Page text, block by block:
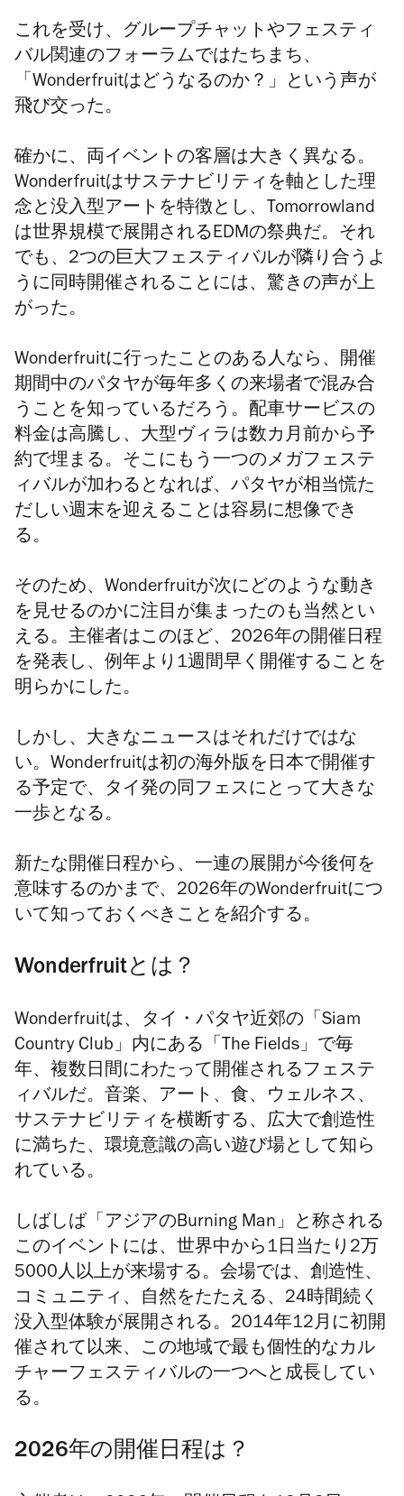
これを受け、グループチャットやフェスティ
バル関連のフォーラムではたちまち、
「 Wonderfruitはどうなるのか？」という声が
飛び交った。
確かに、両イベントの客層は大きく異なる。
Wonderfruitはサステナビリティを軸とした理
念と没入型アートを特徴とし、Tomorrowland
は世界規模で展開されるEDMの祭典だ。それ
でも、2つの巨大フェスティバルが隣り合うよ
うに同時開催されることには、驚きの声が上
がった。
Wonderfruitに行ったことのある人なら、開催
期間中のパタヤが毎年多くの来場者で混み合
うことを知っているだろう。配車サービスの
料金は高騰し、大型ヴィラは数カ月前から予
約で埋まる。そこにもう一つのメガフェステ
ィバルが加わるとなれば、パタヤが相当慌た
だしい週末を迎えることは容易に想像でき
る。
そのため、 Wonderfruitが次にどのような動き
を見せるのかに注目が集まったのも当然とい
える。主催者はこのほど、2026年の開催日程
を発表し、例年より1週間早く開催することを
明らかにした。
しかし、大きなニュースはそれだけではな
い。 Wonderfruitは初の海外版を日本で開催す
る予定で、タイ発の同フェスにとって大きな
一歩となる。
新たな開催日程から、一連の展開が今後何を
意味するのかまで、2026年のWonderfruitにつ
いて知っておくべきことを紹介する。
Wonderfruitとは？
Wonderfruitは、タイ・パタヤ近郊の「Siam
Country Club」内にある「The Fields」で毎
年、複数日間にわたって開催されるフェステ
ィバルだ。音楽、アート、食、ウェルネス、
サステナビリティを横断する、広大で創造性
に満ちた、環境意識の高い遊び場として知ら
れている。
しばしば「アジアのBurning Man」と称される
このイベントには、世界中から1日当たり2万
5000人以上が来場する。会場では、創造性、
コミュニティ、自然をたたえる、24時間続く
没入型体験が展開される。2014年12月に初開
催されて以来、この地域で最も個性的なカル
チャーフェスティバルの一つへと成長してい
る。
2026年の開催日程は？